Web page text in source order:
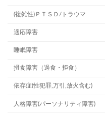
(複雑性)ＰＴＳＤ/トラウマ
適応障害
睡眠障害
摂食障害（過食・拒食）
依存症(性犯罪,万引,放火含む)
人格障害(パーソナリティ障害)